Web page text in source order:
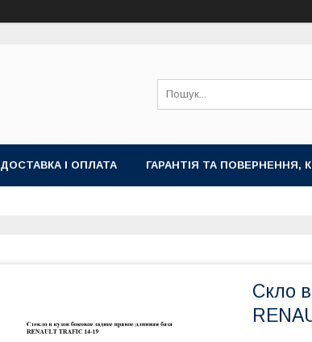
ДОСТАВКА І ОПЛАТА ГАРАНТІЯ ТА ПОВЕРНЕННЯ,
Скло